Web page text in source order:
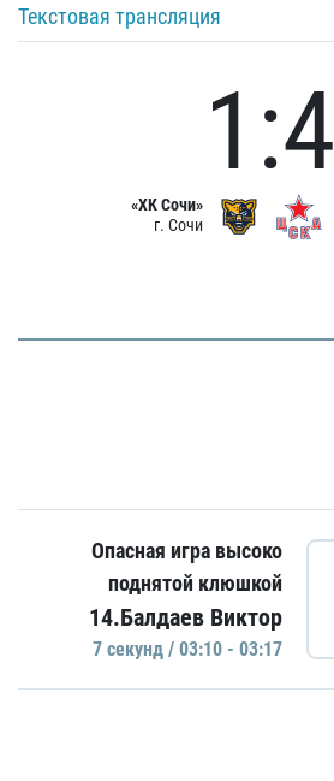
Текстовая трансляция
«ХК Сочи»
г. Сочи
1:4
Опасная игра высоко
поднятой клюшкой
14.Балдаев Виктор
7 секунд / 03:10 - 03:17